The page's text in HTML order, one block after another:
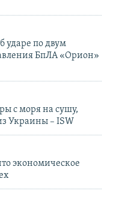
ударе по двум
БпЛА «Орион»
с моря на сушу,
Украины – ISW
экономическое